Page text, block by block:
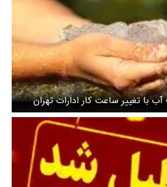
با تغییر ساعت کار ادارات تهران